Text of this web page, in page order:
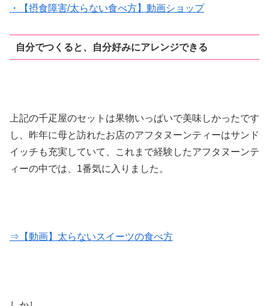
・【摂食障害/太らない食べ方】動画ショップ
自分でつくると、自分好みにアレンジできる
上記の千疋屋のセットは果物いっぱいで美味しかったです
し、昨年に母と訪れたお店のアフタヌーンティーはサンド
イッチも充実していて、これまで経験したアフタヌーンテ
ィーの中では、1番気に入りました。
⇒【動画】太らないスイーツの食べ方